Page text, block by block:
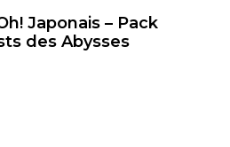
Japonais – Pack
des Abysses